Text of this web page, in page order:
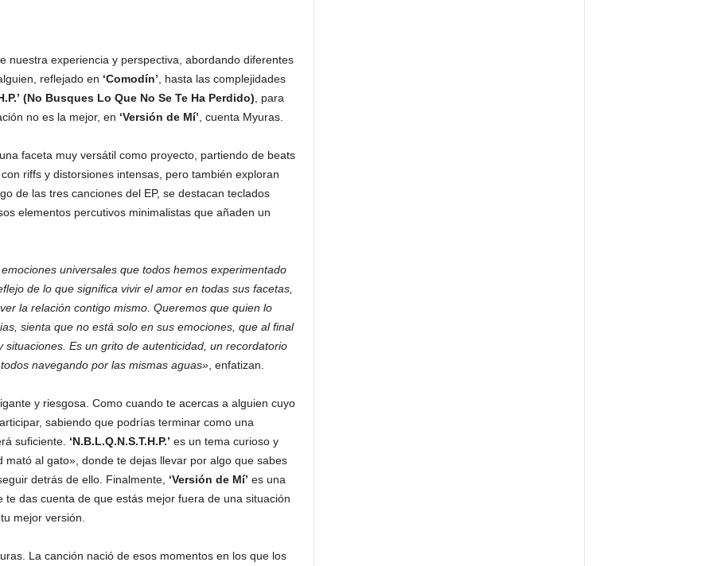
nuestra experiencia y perspectiva, abordando diferentes
reflejado en ‘Comodín’ , hasta las complejidades
(No Busques Lo Que No Se Te Ha Perdido) , para
no es la mejor, en ‘Versión de Mí’ , cuenta Myuras.
faceta muy versátil como proyecto, partiendo de beats
riffs y distorsiones intensas, pero también exploran
de las tres canciones del EP, se destacan teclados
elementos percutivos minimalistas que añaden un
universales que todos hemos experimentado
de lo que significa vivir el amor en todas sus facetas,
la relación contigo mismo. Queremos que quien lo
sienta que no está solo en sus emociones, que al final
Es un grito de autenticidad, un recordatorio
navegando por las mismas aguas», enfatizan.
y riesgosa. Como cuando te acercas a alguien cuyo
sabiendo que podrías terminar como una
suficiente. ‘N.B.L.Q.N.S.T.H.P.’ es un tema curioso y
al gato», donde te dejas llevar por algo que sabes
detrás de ello. Finalmente, ‘Versión de Mí’ es una
das cuenta de que estás mejor fuera de una situación
mejor versión.
La canción nació de esos momentos en los que los